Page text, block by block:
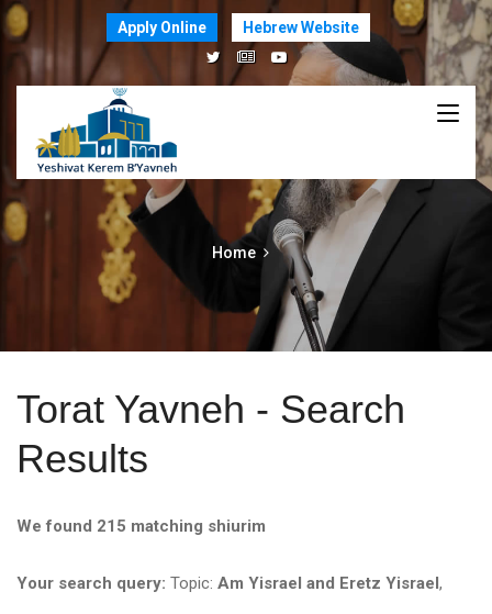
Apply Online Hebrew Website
Home
Torat Yavneh - Search
Results
We found 215 matching shiurim
Your search query: Topic: Am Yisrael and Eretz Yisrael,